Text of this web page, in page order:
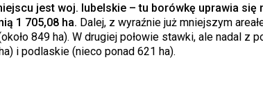
jest woj. lubelskie – tu borówkę uprawia się
1 705,08 ha. Dalej, z wyraźnie już mniejszym
849 ha). W drugiej połowie stawki, ale nadal z
i podlaskie (nieco ponad 621 ha).